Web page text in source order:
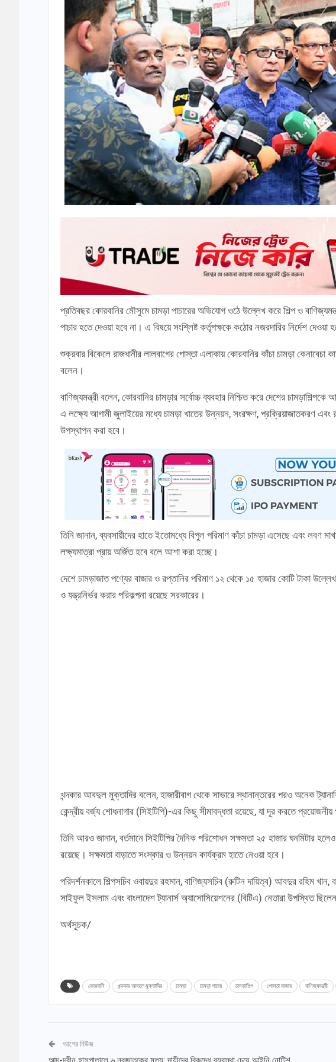
প্রতিবছর কোরবানির মৌসুমে চামড়া পাচারের অভিযোগ ওঠে উল্লেখ করে শিল্প ও
পাচার হতে দেওয়া হবে না। এ বিষয়ে সংশ্লিষ্ট কর্তৃপক্ষকে কঠোর নজরদারির নির্দেশ দেওয়া
শুক্রবার বিকেলে রাজধানীর লালবাগের পোস্তা এলাকায় কোরবানির কাঁচা চামড়া কেনাবেচা
বলেন।
বাণিজ্যমন্ত্রী বলেন, কোরবানির চামড়ার সর্বোচ্চ ব্যবহার নিশ্চিত করে দেশের
এ লক্ষ্যে আগামী জুলাইয়ের মধ্যে চামড়া খাতের উন্নয়ন, সংরক্ষণ, প্রক্রিয়াজাতকরণ এবং
উপস্থাপন করা হবে।
তিনি জানান, ব্যবসায়ীদের হাতে ইতোমধ্যে বিপুল পরিমাণ কাঁচা চামড়া এসেছে এবং লবণ
লক্ষ্যমাত্রা প্রায় অর্জিত হবে বলে আশা করা হচ্ছে।
দেশে চামড়াজাত পণ্যের বাজার ও রপ্তানির পরিমাণ ১২ থেকে ১৫ হাজার কোটি টাকা
ও যন্ত্রনির্ভর করার পরিকল্পনা রয়েছে সরকারের।
খন্দকার আবদুল মুক্তাদির বলেন, হাজারীবাগ থেকে সাভারে স্থানান্তরের পরও অনেক
কেন্দ্রীয় বর্জ্য শোধনাগার (সিইটিপি)-এর কিছু সীমাবদ্ধতা রয়েছে, যা দূর করতে প্রয়োজনীয়
তিনি আরও জানান, বর্তমানে সিইটিপির দৈনিক পরিশোধন সক্ষমতা ২৫ হাজার ঘনমিটার
রয়েছে। সক্ষমতা বাড়াতে সংস্কার ও উন্নয়ন কার্যক্রম হাতে নেওয়া হবে।
পরিদর্শনকালে শিল্পসচিব ওবায়দুর রহমান, বাণিজ্যসচিব (রুটিন দায়িত্ব) আবদুর রহিম
সাইফুল ইসলাম এবং বাংলাদেশ ট্যানার্স অ্যাসোসিয়েশনের (বিটিএ) নেতারা উপস্থিত
অর্থসূচক/
কোরবানি খন্দকার আবদুল মুক্তাদির চামড়া চামড়া পাচার চামড়াশিল্প পোস্তা বাজার বাণিজ্যমন্ত্রী
আগের নিউজ